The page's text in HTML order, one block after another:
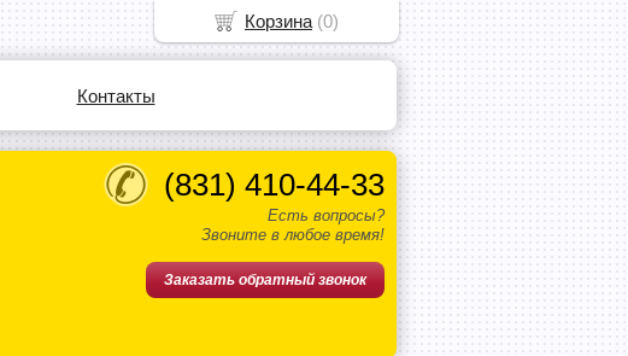
Контакты
(831) 410-44-33
Есть вопросы?
Звоните в любое время!
Заказать обратный звонок
Корзина (0)